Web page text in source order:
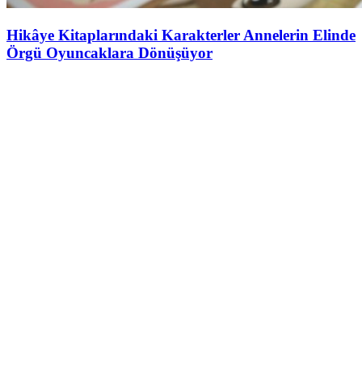
Hikâye Kitaplarındaki Karakterler Annelerin Elinde
Örgü Oyuncaklara Dönüşüyor